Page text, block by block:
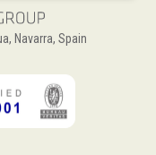
Navarra, Spain